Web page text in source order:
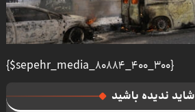
{$sepehr_media_80884_400_300}
شاید ندیده باشید